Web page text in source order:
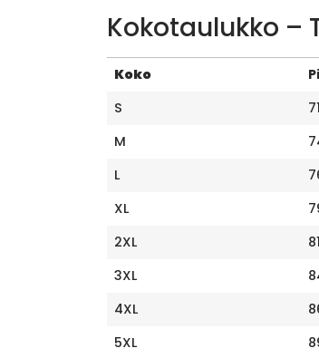
Kokotaulukko –
Koko
S
M
L
XL
2XL
3XL
4XL
5XL